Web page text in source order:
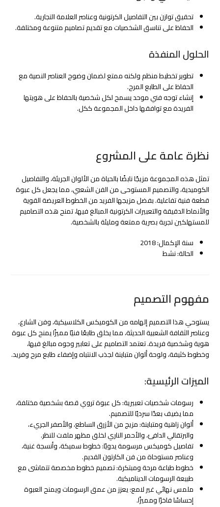
تحقيق توازن بين التفاصيل الكرتونية وعناصر العلامة التجارية.
الحفاظ على تناسق الشخصيات مع تقديم تصاميم متنوعة ومختلفة.
الحلول المنفذة
تطوير تخطيط منظم ولكنه ممتع لضمان وضوح العناصر النصية مع
الحفاظ على الطابع المرح.
إنشاء توجه فني موحد يسمح لكل شخصية بالحفاظ على هويتها
الفريدة مع توافقها داخل المجموعة ككل.
نظرة عامة على المشروع
تمثل هذه المجموعة مزيجًا نابضًا بالحياة من الألوان الجريئة، والتفاصيل
الكوميدية، والتصميم المستوحى من الفن الشعبي، مما يجعل كل عبوة
قطعة فنية تفاعلية. بفضل مزيجها الفريد من الخطوط العريضة القوية
والأنماط الدقيقة والتعبيرات الكرتونية المبالغ فيها، تمنح هذه التصاميم
للمستهلكين تجربة بصرية ممتعة ومليئة بالشخصية.
سنة الإكمال: 2018
الحالة: نشط
مفهوم التصميم
يستوحي هذا التصميم إلهامه من الكوميكس الكلاسيكية، وفن الشارع،
وعناصر الثقافة الشعبية الحديثة، مما يخلق طابعًا فنيًا مميزًا يمنح كل عبوة
هوية وشخصية فريدة. تعتمد التصاميم على تعابير وجوه مبالغ فيها،
وخطوط كثيفة، ولوحة ألوان متباينة لجذب الانتباه وإضفاء طابع مرح وفريد.
الميزات الرئيسية:
رسومات شخصيات تعبيرية: كل عبوة تروي قصة بشخصية مختلفة،
مما يضيف بعدًا سرديًا للتصميم.
ألوان زاهية ومتباينة: مزيج من الأزرق الساطع، والأصفر الجريء،
والبرتقالي الدافئ، والأحمر الناري لخلق مظهر ملفت للنظر.
تفاصيل كوميكس مرسومة يدويًا: خطوط سميكة، وأنسجة غنية،
وعناصر مستوحاة من فن الكارتون القديم.
خطوط طباعة مرحة ومبتكرة: تصميم خطوط مخصصة تتماشى مع
طبيعة الرسومات الديناميكية.
ملمس نهائي غير لامع: يعزز من عمق الرسومات ويمنح العبوة
إحساسًا فاخرًا ومميزًا.